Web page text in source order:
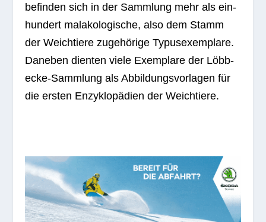
befin­den sich in der Samm­lung mehr als ein­
hun­dert mala­ko­lo­gi­sche, also dem Stamm
der Weich­tiere zuge­hö­rige Typus­exem­plare.
Dane­ben dien­ten viele Exem­plare der Löbb­
ecke-Samm­lung als Abbil­dungs­vor­la­gen für
die ers­ten Enzy­klo­pä­dien der Weichtiere.